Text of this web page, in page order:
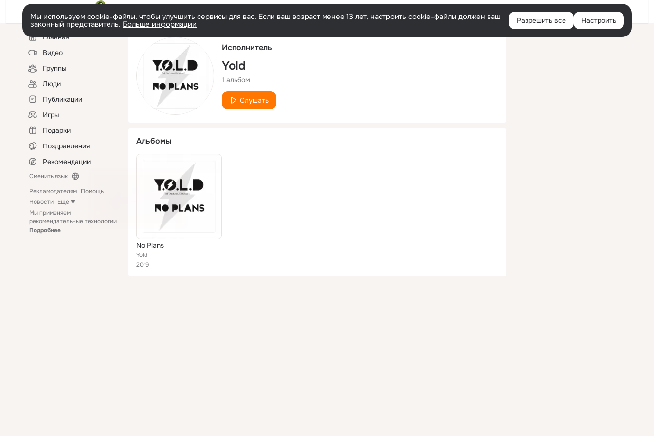
Русский Войти
Мы используем cookie-файлы, чтобы улучшить сервисы для вас. Если ваш возраст менее 13 лет, настроить cookie-файлы должен ваш
законный представитель. Больше информации Разрешить все Настроить
Левая
колонкаГлавная
Видео
Группы
Люди
Публикации
Игры
Подарки
Поздравления
Рекомендации
Сменить язык
Рекламодателям Помощь
Новости Ещё
Мы применяем
рекомендательные технологии
Подробнее
Исполнитель
Yold
1 альбом
Слушать
Альбомы
No Plans
Yold
2019